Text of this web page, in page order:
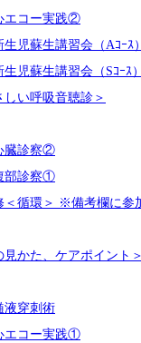
コー実践②
児蘇生講習会（Aｺｰｽ）
児蘇生講習会（Sｺｰｽ）
しい呼吸音聴診＞
臓診察②
部診察①
循環＞ ※備考欄に参
かた、ケアポイント＞
穿刺術
コー実践①